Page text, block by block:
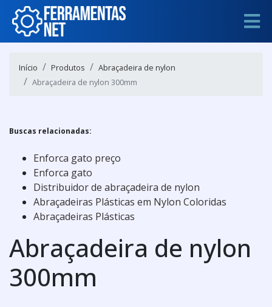
Início Produtos
Abraçadeira de nylon
Abraçadeira de nylon 300mm
Buscas relacionadas:
Enforca gato preço
Enforca gato
Distribuidor de abraçadeira de nylon
Abraçadeiras Plásticas em Nylon Coloridas
Abraçadeiras Plásticas
Abraçadeira de nylon
300mm